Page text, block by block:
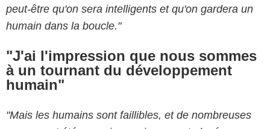
peut-être qu'on sera intelligents et qu'on gardera un
humain dans la boucle."
"J'ai l'impression que nous sommes
à un tournant du développement
humain"
"Mais les humains sont faillibles, et de nombreuses